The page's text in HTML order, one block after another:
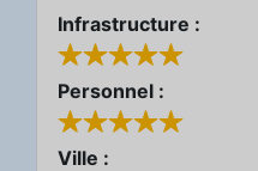
Infrastructure :
Personnel :
Ville :